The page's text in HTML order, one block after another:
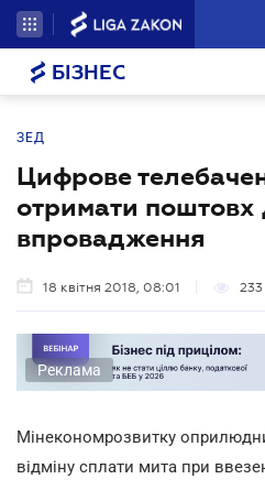
БІЗНЕС
ЗЕД
Цифрове
отримати
впровадження
18 квітня 2018, 08:01 233
Реклама
Мінекономрозвитку
відміну сплати мита при